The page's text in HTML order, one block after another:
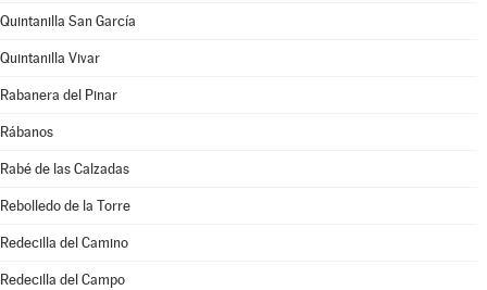
Quintanilla San García
Quintanilla Vivar
Rabanera del Pinar
Rábanos
Rabé de las Calzadas
Rebolledo de la Torre
Redecilla del Camino
Redecilla del Campo